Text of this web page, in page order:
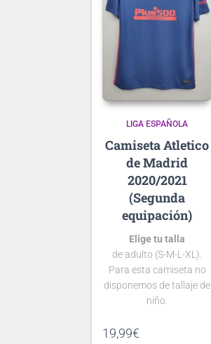
LIGA ESPAÑOLA
Atletico
de Madrid
2020/2021
(Segunda
equipación)
Elige tu talla
de adulto (S-M-L-XL).
Para esta camiseta no
disponemos de tallaje de
niño.
19,99€